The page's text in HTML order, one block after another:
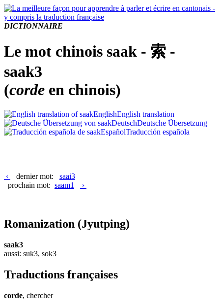
DICTIONNAIRE
Le mot chinois saak - 索 -
saak3
(corde en chinois)
EnglishEnglish translation
DeutschDeutsche Übersetzung
EspañolTraducción española
‹ dernier mot: saai3
prochain mot: saam1 ›
Romanization (Jyutping)
saak3
aussi: suk3, sok3
Traductions françaises
corde, chercher